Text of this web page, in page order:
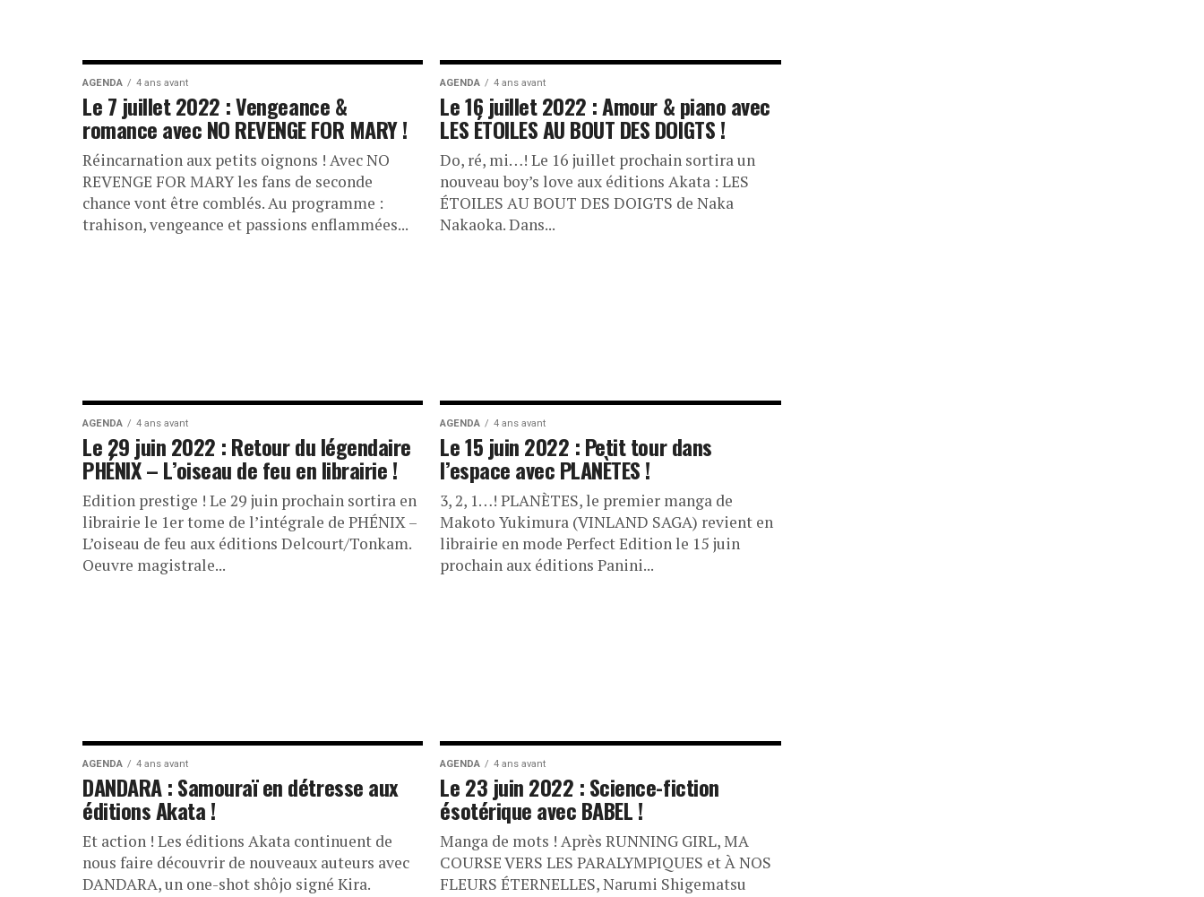
AGENDA 4 ans avant
Le 7 juillet 2022 : Vengeance &
romance avec NO REVENGE FOR MARY !
Réincarnation aux petits oignons ! Avec NO
REVENGE FOR MARY les fans de seconde
chance vont être comblés. Au programme :
trahison, vengeance et passions enflammées...
AGENDA 4 ans avant
Le 16 juillet 2022 : Amour & piano avec
LES ÉTOILES AU BOUT DES DOIGTS !
Do, ré, mi…! Le 16 juillet prochain sortira un
nouveau boy’s love aux éditions Akata : LES
ÉTOILES AU BOUT DES DOIGTS de Naka
Nakaoka. Dans...
AGENDA 4 ans avant
Le 29 juin 2022 : Retour du légendaire
PHÉNIX – L’oiseau de feu en librairie !
Edition prestige ! Le 29 juin prochain sortira en
librairie le 1er tome de l’intégrale de PHÉNIX –
L’oiseau de feu aux éditions Delcourt/Tonkam.
Oeuvre magistrale...
AGENDA 4 ans avant
Le 15 juin 2022 : Petit tour dans
l’espace avec PLANÈTES !
3, 2, 1…! PLANÈTES, le premier manga de
Makoto Yukimura (VINLAND SAGA) revient en
librairie en mode Perfect Edition le 15 juin
prochain aux éditions Panini...
AGENDA 4 ans avant
DANDARA : Samouraï en détresse aux
éditions Akata !
Et action ! Les éditions Akata continuent de
nous faire découvrir de nouveaux auteurs avec
DANDARA, un one-shot shôjo signé Kira.
AGENDA 4 ans avant
Le 23 juin 2022 : Science-fiction
ésotérique avec BABEL !
Manga de mots ! Après RUNNING GIRL, MA
COURSE VERS LES PARALYMPIQUES et À NOS
FLEURS ÉTERNELLES, Narumi Shigematsu